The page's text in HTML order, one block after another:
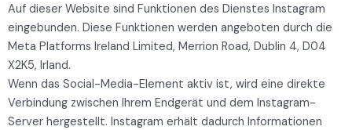
Auf dieser Website sind Funktionen des Dienstes Instagram
eingebunden. Diese Funktionen werden angeboten durch die
Meta Platforms Ireland Limited, Merrion Road, Dublin 4, D04
X2K5, Irland.
Wenn das Social-Media-Element aktiv ist, wird eine direkte
Verbindung zwischen Ihrem Endgerät und dem Instagram-
Server hergestellt. Instagram erhält dadurch Informationen